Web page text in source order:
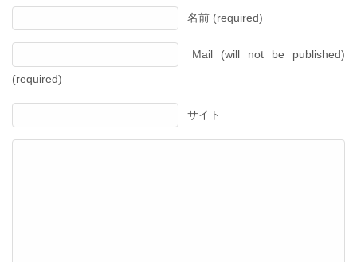
名前 (required)
Mail (will not be published)
(required)
サイト